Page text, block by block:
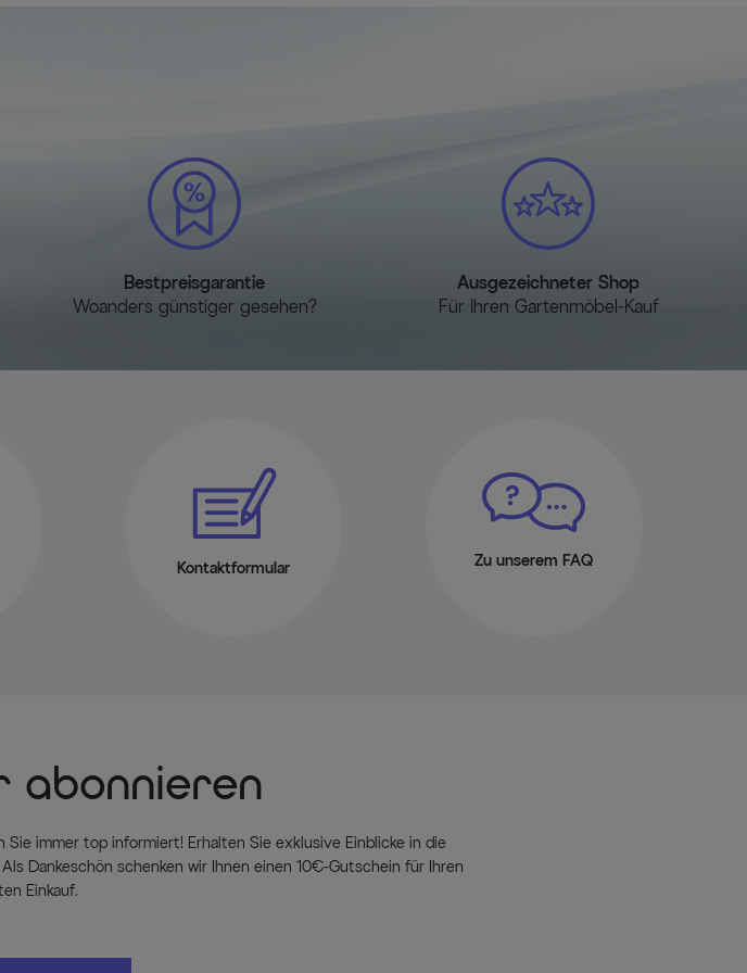
Bestpreisgarantie
Woanders günstiger gesehen?
Ausgezeichneter Shop
Für Ihren Gartenmöbel-Kauf
Kontaktformular Zu unserem FAQ
abonnieren
immer top informiert! Erhalten Sie exklusive Einblicke in die
Dankeschön schenken wir Ihnen einen 10€-Gutschein für Ihren
Einkauf.